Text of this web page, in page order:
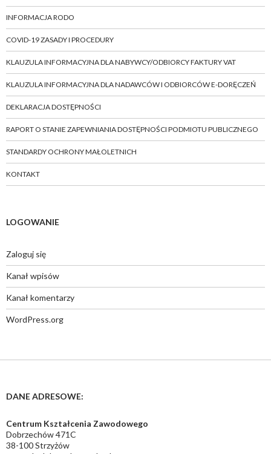
INFORMACJA RODO
COVID-19 ZASADY I PROCEDURY
KLAUZULA INFORMACYJNA DLA NABYWCY/ODBIORCY FAKTURY VAT
KLAUZULA INFORMACYJNA DLA NADAWCÓW I ODBIORCÓW E-DORĘCZEŃ
DEKLARACJA DOSTĘPNOŚCI
RAPORT O STANIE ZAPEWNIANIA DOSTĘPNOŚCI PODMIOTU PUBLICZNEGO
STANDARDY OCHRONY MAŁOLETNICH
KONTAKT
LOGOWANIE
Zaloguj się
Kanał wpisów
Kanał komentarzy
WordPress.org
DANE ADRESOWE:
Centrum Kształcenia Zawodowego
Dobrzechów 471C
38-100 Strzyżów